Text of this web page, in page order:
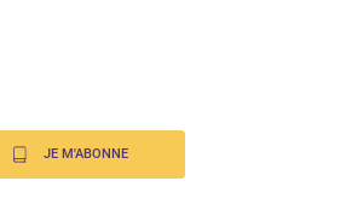
JE M'ABONNE